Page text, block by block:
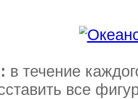
в течение
все